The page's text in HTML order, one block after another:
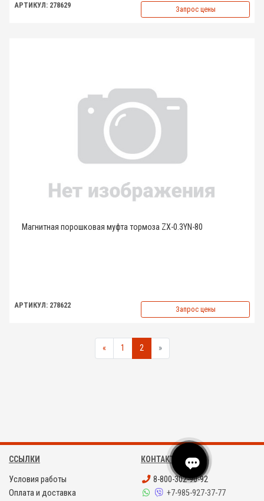
АРТИКУЛ: 278629 Запрос цены
Магнитная порошковая муфта тормоза ZX-0.3YN-80
АРТИКУЛ: 278622 Запрос цены
« 1 2 »
ССЫЛКИ
Условия работы
Оплата и доставка
КОНТАКТЫ
8-800-302-90-92
+7-985-927-37-77